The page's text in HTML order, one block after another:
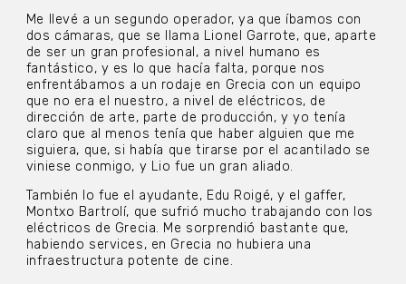
Me llevé a un segundo operador, ya que íbamos con
dos cámaras, que se llama Lionel Garrote, que, aparte
de ser un gran profesional, a nivel humano es
fantástico, y es lo que hacía falta, porque nos
enfrentábamos a un rodaje en Grecia con un equipo
que no era el nuestro, a nivel de eléctricos, de
dirección de arte, parte de producción, y yo tenía
claro que al menos tenía que haber alguien que me
siguiera, que, si había que tirarse por el acantilado se
viniese conmigo, y Lio fue un gran aliado.
También lo fue el ayudante, Edu Roigé, y el gaffer,
Montxo Bartrolí, que sufrió mucho trabajando con los
eléctricos de Grecia. Me sorprendió bastante que,
habiendo services, en Grecia no hubiera una
infraestructura potente de cine.